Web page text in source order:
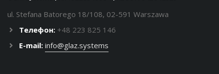
ul. Stefana Batorego 18/108, 02-591 Warszawa
Телефон: +48 223 825 146
E-mail: info@glaz.systems